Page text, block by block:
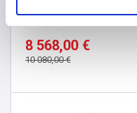
8 568,00 €
10 080,00 €